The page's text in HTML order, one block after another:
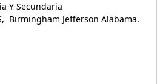
Y Secundaria
Birmingham Jefferson Alabama.